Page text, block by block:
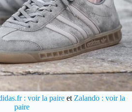
: voir la paireet Zalando : voir la
paire